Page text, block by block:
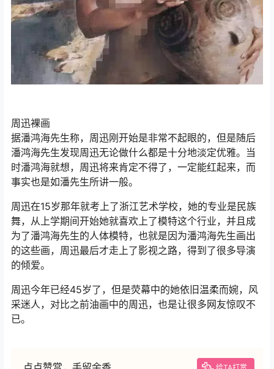
周迅裸画
据潘鸿海先生称，周迅刚开始是非常不起眼的，但是随后
潘鸿海先生发现周迅无论做什么都是十分地淡定优雅。当
时潘鸿海就想，周迅将来肯定不得了，一定能红起来，而
事实也是如潘先生所讲一般。
周迅在15岁那年就考上了浙江艺术学校，她的专业是民族
舞，从上学期间开始她就喜欢上了模特这个行业，并且成
为了潘鸿海先生的人体模特，也就是因为潘鸿海先生画出
的这些画，周迅最后才走上了影视之路，得到了很多导演
的倾爱。
周迅今年已经45岁了，但是荧幕中的她依旧温柔而婉，风
采迷人，对比之前油画中的周迅，也是让很多网友惊叹不
已。